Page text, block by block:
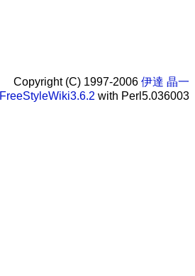
Copyright (C) 1997-2006 伊達 晶一
FreeStyleWiki3.6.2 with Perl5.036003